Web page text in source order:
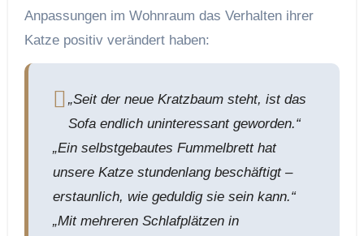
Anpassungen im Wohnraum das Verhalten ihrer
Katze positiv verändert haben:
„Seit der neue Kratzbaum steht, ist das
Sofa endlich uninteressant geworden.“
„Ein selbstgebautes Fummelbrett hat
unsere Katze stundenlang beschäftigt –
erstaunlich, wie geduldig sie sein kann.“
„Mit mehreren Schlafplätzen in